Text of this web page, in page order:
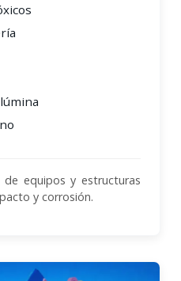
equipos y estructuras
y corrosión.